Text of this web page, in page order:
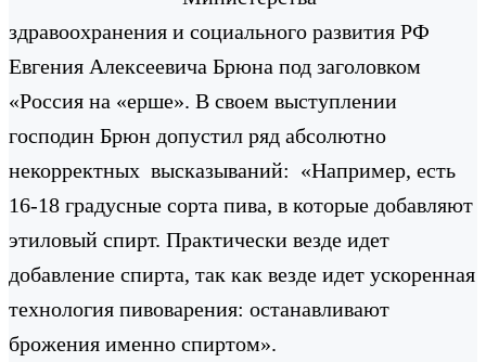
здравоохранения и социального развития РФ
Евгения Алексеевича Брюна под заголовком
«Россия на «ерше». В своем выступлении
господин Брюн допустил ряд абсолютно
некорректных высказываний: «Например, есть
16-18 градусные сорта пива, в которые добавляют
этиловый спирт. Практически везде идет
добавление спирта, так как везде идет ускоренная
технология пивоварения: останавливают
брожения именно спиртом».